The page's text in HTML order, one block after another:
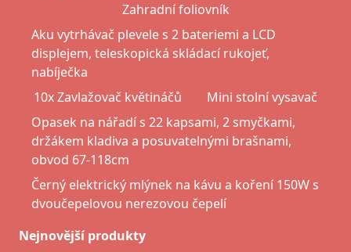
Zahradní foliovník
Aku vytrhávač plevele s 2 bateriemi a LCD
displejem, teleskopická skládací rukojeť,
nabíječka
10x Zavlažovač květináčů
Mini stolní vysavač
Opasek na nářadí s 22 kapsami, 2 smyčkami,
držákem kladiva a posuvatelnými brašnami,
obvod 67-118cm
Černý elektrický mlýnek na kávu a koření 150W s
dvoučepelovou nerezovou čepelí
Nejnovější produkty